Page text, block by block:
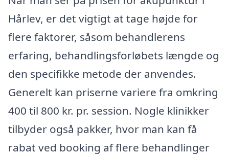
Hårlev, er det vigtigt at tage højde for
flere faktorer, såsom behandlerens
erfaring, behandlingsforløbets længde og
den specifikke metode der anvendes.
Generelt kan priserne variere fra omkring
400 til 800 kr. pr. session. Nogle klinikker
tilbyder også pakker, hvor man kan få
rabat ved booking af flere behandlinger